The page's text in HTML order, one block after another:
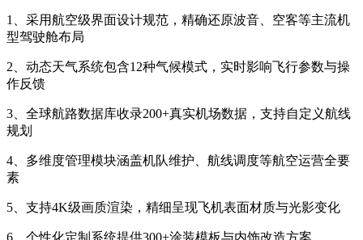
1、采用航空级界面设计规范，精确还原波音、空客等主流机
型驾驶舱布局
2、动态天气系统包含12种气候模式，实时影响飞行参数与操
作反馈
3、全球航路数据库收录200+真实机场数据，支持自定义航线
规划
4、多维度管理模块涵盖机队维护、航线调度等航空运营全要
素
5、支持4K级画质渲染，精细呈现飞机表面材质与光影变化
6、个性化定制系统提供300+涂装模板与内饰改造方案